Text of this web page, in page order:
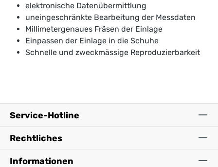
elektronische Datenübermittlung
uneingeschränkte Bearbeitung der Messdaten
Millimetergenaues Fräsen der Einlage
Einpassen der Einlage in die Schuhe
Schnelle und zweckmässige Reproduzierbarkeit
Service-Hotline
Rechtliches
Informationen